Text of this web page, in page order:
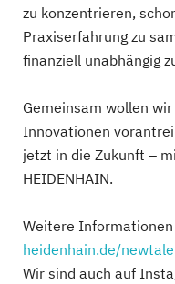
zu konzentrieren,
Praxiserfahrung zu
finanziell unabhängig
Gemeinsam wollen
Innovationen
jetzt in die Zukunft –
HEIDENHAIN.
Weitere
heidenhain.de/
Wir sind auch auf